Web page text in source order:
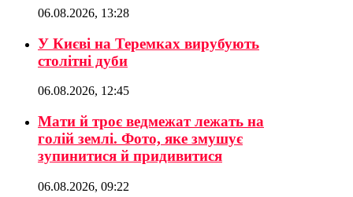
06.08.2026, 13:28
У Києві на Теремках вирубують
столітні дуби
06.08.2026, 12:45
Мати й троє ведмежат лежать на
голій землі. Фото, яке змушує
зупинитися й придивитися
06.08.2026, 09:22